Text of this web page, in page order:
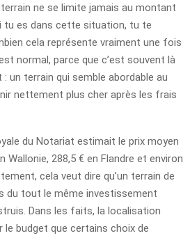
ne se limite jamais au montant
tu es dans cette situation, tu te
cela représente vraiment une fois
normal, parce que c’est souvent là
un terrain qui semble abordable au
nettement plus cher après les frais
du Notariat estimait le prix moyen
Wallonie, 288,5 € en Flandre et environ
cela veut dire qu’un terrain de
du tout le même investissement
Dans les faits, la localisation
le budget que certains choix de